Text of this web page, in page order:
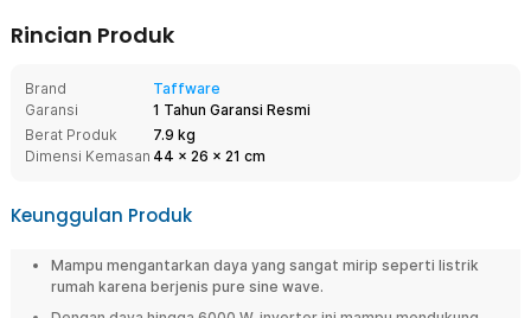
Rincian Produk
Brand
Taffware
Garansi
1 Tahun Garansi Resmi
Berat Produk
7.9 kg
Dimensi Kemasan 44 x 26 x 21 cm
Keunggulan Produk
Mampu mengantarkan daya yang sangat mirip seperti listrik
rumah karena berjenis pure sine wave.